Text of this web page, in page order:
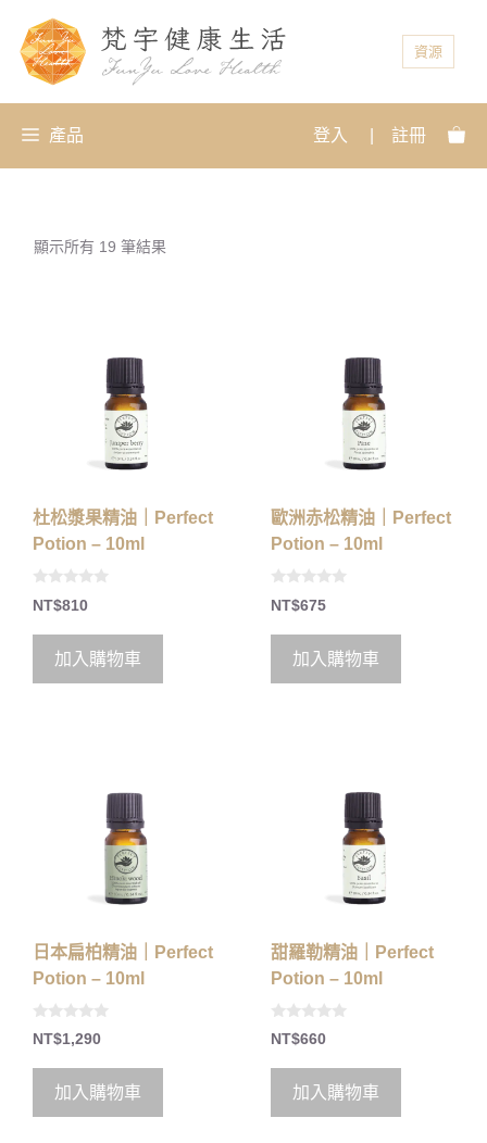
資源
產品 登入 註冊
顯示所有 19 筆結果
杜松漿果精油｜Perfect
Potion – 10ml
0
o
t
5
NT$810
加入購物車
歐洲赤松精油｜Perfect
Potion – 10ml
0
o
t
5
NT$675
加入購物車
日本扁柏精油｜Perfect
Potion – 10ml
0
o
5
NT$1,290
加入購物車
甜羅勒精油｜Perfect
Potion – 10ml
0
o
5
NT$660
加入購物車